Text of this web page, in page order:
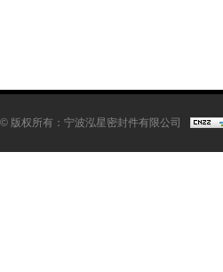
© 版权所有：宁波泓星密封件有限公司